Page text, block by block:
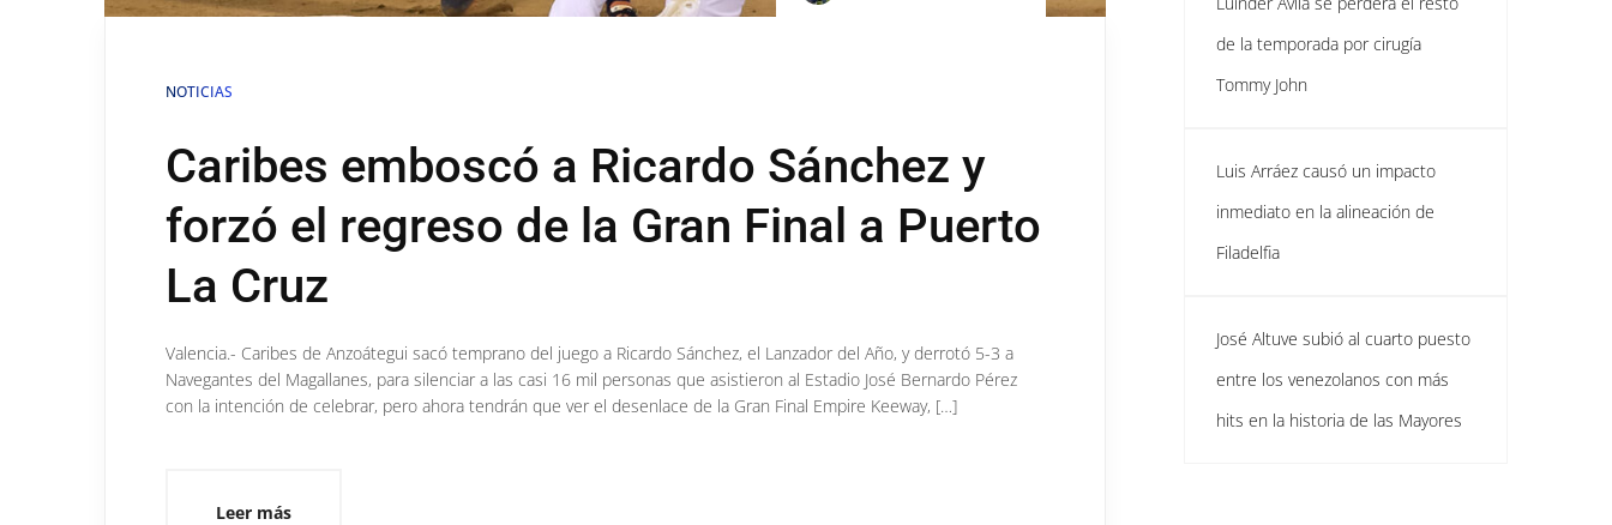
NOTICIAS
Caribes emboscó a Ricardo Sánchez y
forzó el regreso de la Gran Final a Puerto
La Cruz
Valencia.- Caribes de Anzoátegui sacó temprano del juego a Ricardo Sánchez, el Lanzador del Año, y derrotó 5-3 a
Navegantes del Magallanes, para silenciar a las casi 16 mil personas que asistieron al Estadio José Bernardo Pérez
con la intención de celebrar, pero ahora tendrán que ver el desenlace de la Gran Final Empire Keeway, […]
Leer más
de la temporada por cirugía
Tommy John
Luis Arráez causó un impacto
inmediato en la alineación de
Filadelfia
José Altuve subió al cuarto puesto
entre los venezolanos con más
hits en la historia de las Mayores